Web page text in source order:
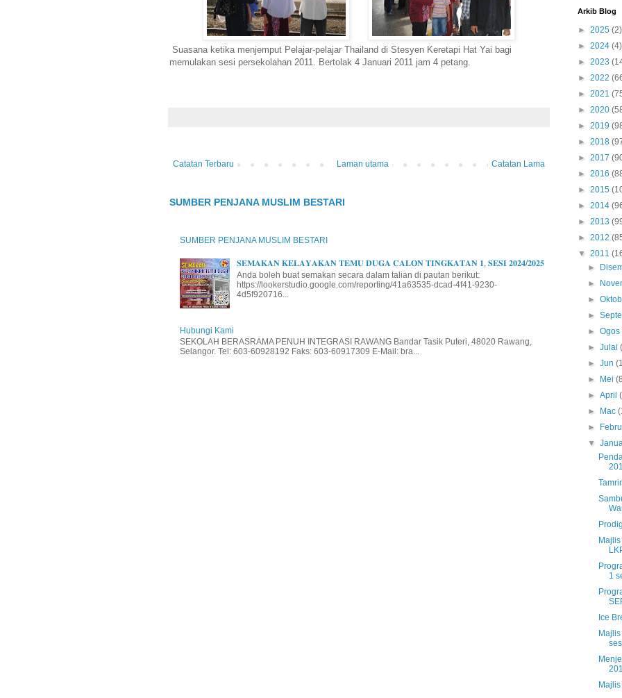
Suasana ketika menjemput Pelajar-pelajar Thailand di Stesyen Keretapi Hat Yai bagi
memulakan sesi persekolahan 2011. Bertolak 4 Januari 2011 jam 4 petang.
Catatan Terbaru Catatan Lama
Laman utama
SUMBER PENJANA MUSLIM BESTARI
SUMBER PENJANA MUSLIM BESTARI
𝐒𝐄𝐌𝐀𝐊𝐀𝐍 𝐊𝐄𝐋𝐀𝐘𝐀𝐊𝐀𝐍 𝐓𝐄𝐌𝐔 𝐃𝐔𝐆𝐀 𝐂𝐀𝐋𝐎𝐍 𝐓𝐈𝐍𝐆𝐊𝐀𝐓𝐀𝐍 𝟏, 𝐒𝐄𝐒𝐈 𝟐𝟎𝟐𝟒/𝟐𝟎𝟐𝟓
Anda boleh buat semakan secara dalam talian di pautan berikut:
https://lookerstudio.google.com/reporting/41a63535-dcad-4f41-9230-
4d5f920716...
Hubungi Kami
SEKOLAH BERASRAMA PENUH INTEGRASI RAWANG Bandar Tasik Puteri, 48020 Rawang,
Selangor. Tel: 603-60928192 Faks: 603-60917309 E-Mail: bra...
Arkib Blog
► 2025 (2)
► 2024 (4)
► 2023
► 2022
► 2021
► 2020
► 2019
► 2018
► 2017
► 2016
► 2015
► 2014
► 2013
► 2012
▼ 2011
►
►
►
►
►Ogos
►Julai
►Jun
►
Mei
►April
►
Mac
►
▼
1
Ice